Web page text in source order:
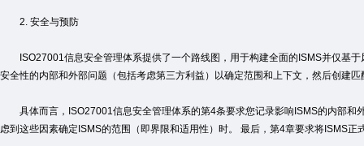
2. 安全与预防
ISO27001信息安全管理体系提供了一个路线图，用于构建全面的ISMS并仅基于
安全性的内部和外部问题（包括考虑第三方利益）以确定范围和上下文，然后创建
具体而言，ISO27001信息安全管理体系的第4条要求您记录影响ISMS的内部和
虑到这些因素确定ISMS的范围（即界限和适用性）时。 最后，第4章要求将ISMS正